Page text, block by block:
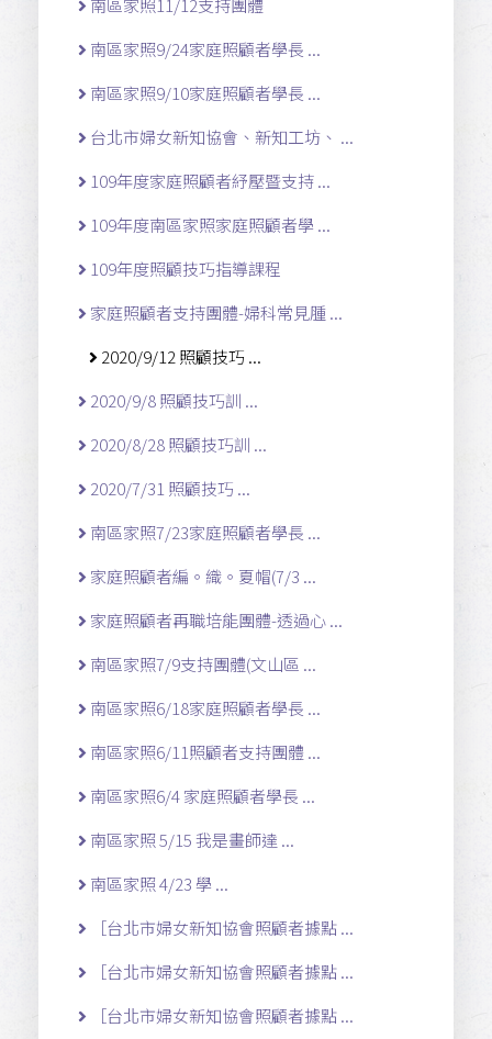
南區家照11/12支持團體
南區家照9/24家庭照顧者學長 ...
南區家照9/10家庭照顧者學長 ...
台北市婦女新知協會、新知工坊、 ...
109年度家庭照顧者紓壓暨支持 ...
109年度南區家照家庭照顧者學 ...
109年度照顧技巧指導課程
家庭照顧者支持團體-婦科常見腫 ...
2020/9/12 照顧技巧 ...
2020/9/8 照顧技巧訓 ...
2020/8/28 照顧技巧訓 ...
2020/7/31 照顧技巧 ...
南區家照7/23家庭照顧者學長 ...
家庭照顧者編。織。夏帽(7/3 ...
家庭照顧者再職培能團體-透過心 ...
南區家照7/9支持團體(文山區 ...
南區家照6/18家庭照顧者學長 ...
南區家照6/11照顧者支持團體 ...
南區家照6/4 家庭照顧者學長 ...
南區家照 5/15 我是畫師達 ...
南區家照 4/23 學 ...
［台北市婦女新知協會照顧者據點 ...
［台北市婦女新知協會照顧者據點 ...
［台北市婦女新知協會照顧者據點 ...